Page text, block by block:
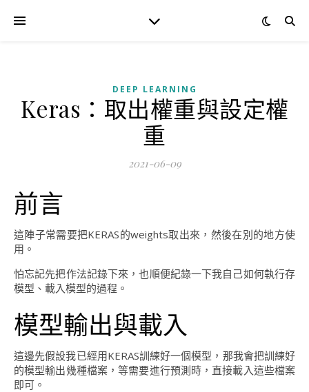
DEEP LEARNING
Keras：取出權重與設定權
重
2021-06-09
前言
這陣子常需要把KERAS的weights取出來，然後在別的地方使
用。
怕忘記先把作法記錄下來，也順便紀錄一下我自己如何執行存
模型、載入模型的過程。
模型輸出與載入
這邊先假設我已經用KERAS訓練好一個模型，那我會把訓練好
的模型輸出幾種檔案，等需要進行預測時，直接載入這些檔案
即可。